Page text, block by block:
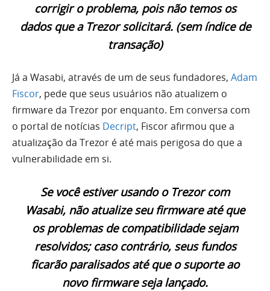
corrigir o problema, pois não temos os
dados que a Trezor solicitará. (sem índice de
transação)
Já a Wasabi, através de um de seus fundadores, Adam
Fiscor, pede que seus usuários não atualizem o
firmware da Trezor por enquanto. Em conversa com
o portal de notícias Decript, Fiscor afirmou que a
atualização da Trezor é até mais perigosa do que a
vulnerabilidade em si.
Se você estiver usando o Trezor com
Wasabi, não atualize seu firmware até que
os problemas de compatibilidade sejam
resolvidos; caso contrário, seus fundos
ficarão paralisados até que o suporte ao
novo firmware seja lançado.